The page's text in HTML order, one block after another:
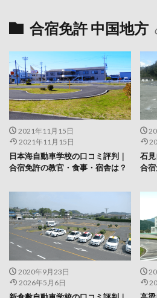
合宿免許 中国地方
2021年11月15日
2021年11月15日
日本海自動車学校の口コミ評判｜
合宿免許の教官・食事・宿舎は？
石
合
2020年9月23日
2026年5月6日